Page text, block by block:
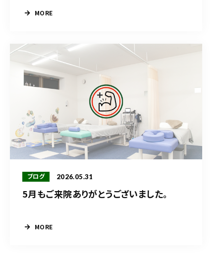
MORE
ブログ 2026.05.31
5月もご来院ありがとうございました。
MORE